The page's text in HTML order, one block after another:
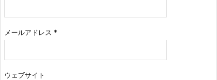
メールアドレス *
ウェブサイト